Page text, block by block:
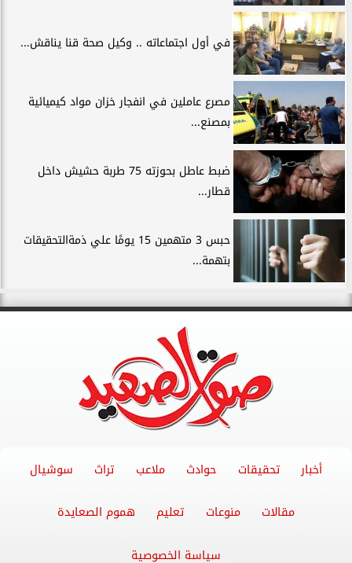
في أول اجتماعاته .. وكيل صحة قنا يناقش...
مصرع عاملين في انفجار خزان مواد كيميائية
بمصنع...
ضبط عاطل بحوزته 75 طربة حشيش داخل
قطار...
حبس 3 متهمين 15 يومًا علي ذمةالتحقيقات
بتهمة...
أخبار تحقيقات حوادث ملاعب تراث سوشيال
مقالات منوعات تعليم هموم الصعايدة
سياسة الخصوصية